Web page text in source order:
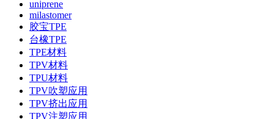
uniprene
milastomer
胶宝TPE
台橡TPE
TPE材料
TPV材料
TPU材料
TPV吹塑应用
TPV挤出应用
TPV注塑应用